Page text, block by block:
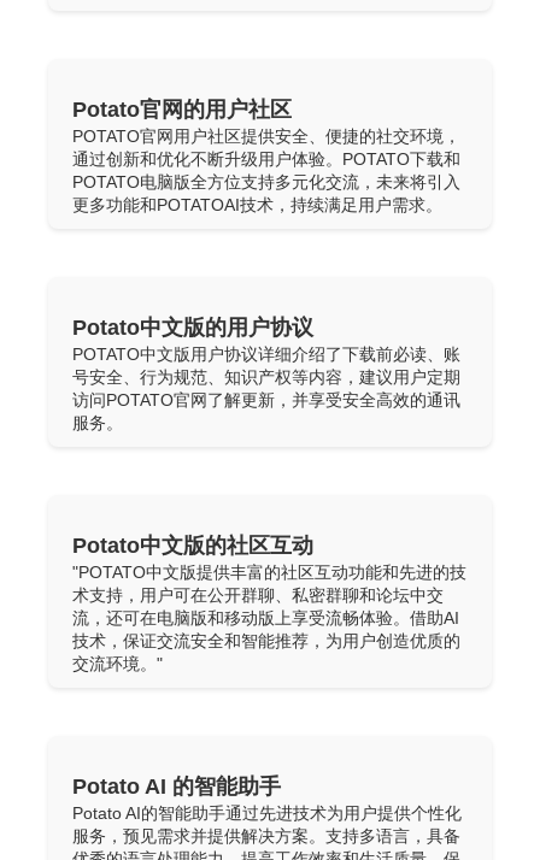
Potato官网的用户社区
POTATO官网用户社区提供安全、便捷的社交环境，
通过创新和优化不断升级用户体验。POTATO下载和
POTATO电脑版全方位支持多元化交流，未来将引入
更多功能和POTATOAI技术，持续满足用户需求。
Potato中文版的用户协议
POTATO中文版用户协议详细介绍了下载前必读、账
号安全、行为规范、知识产权等内容，建议用户定期
访问POTATO官网了解更新，并享受安全高效的通讯
服务。
Potato中文版的社区互动
"POTATO中文版提供丰富的社区互动功能和先进的技
术支持，用户可在公开群聊、私密群聊和论坛中交
流，还可在电脑版和移动版上享受流畅体验。借助AI
技术，保证交流安全和智能推荐，为用户创造优质的
交流环境。"
Potato AI 的智能助手
Potato AI的智能助手通过先进技术为用户提供个性化
服务，预见需求并提供解决方案。支持多语言，具备